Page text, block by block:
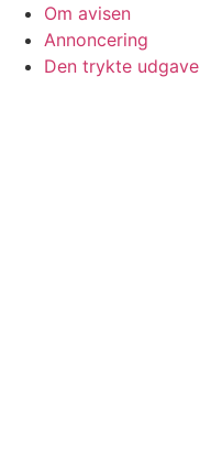
Om avisen
Annoncering
Den trykte udgave